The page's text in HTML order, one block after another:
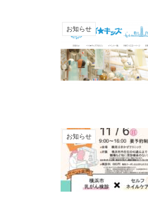
お知らせ
お知らせ